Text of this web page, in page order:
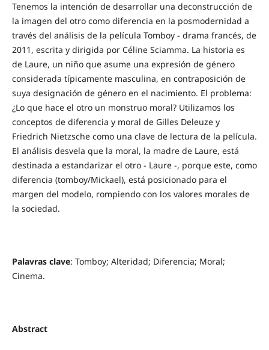
Tenemos la intención de desarrollar una deconstrucción de
la imagen del otro como diferencia en la posmodernidad a
través del análisis de la película Tomboy - drama francés, de
2011, escrita y dirigida por Céline Sciamma. La historia es
de Laure, un niño que asume una expresión de género
considerada típicamente masculina, en contraposición de
suya designación de género en el nacimiento. El problema:
¿Lo que hace el otro un monstruo moral? Utilizamos los
conceptos de diferencia y moral de Gilles Deleuze y
Friedrich Nietzsche como una clave de lectura de la película.
El análisis desvela que la moral, la madre de Laure, está
destinada a estandarizar el otro - Laure -, porque este, como
diferencia (tomboy/Mickael), está posicionado para el
margen del modelo, rompiendo con los valores morales de
la sociedad.
Palavras clave: Tomboy; Alteridad; Diferencia; Moral;
Cinema.
Abstract